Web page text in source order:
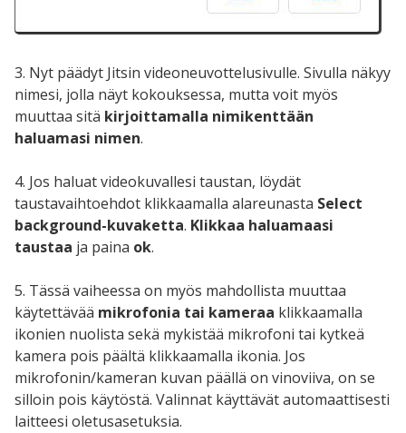
3. Nyt päädyt Jitsin videoneuvottelusivulle. Sivulla näkyy
nimesi, jolla näyt kokouksessa, mutta voit myös
muuttaa sitä kirjoittamalla nimikenttään
haluamasi nimen.
4. Jos haluat videokuvallesi taustan, löydät
taustavaihtoehdot klikkaamalla alareunasta Select
background-kuvaketta. Klikkaa haluamaasi
taustaa ja paina ok.
5. Tässä vaiheessa on myös mahdollista muuttaa
käytettävää mikrofonia tai kameraa klikkaamalla
ikonien nuolista sekä mykistää mikrofoni tai kytkeä
kamera pois päältä klikkaamalla ikonia. Jos
mikrofonin/kameran kuvan päällä on vinoviiva, on se
silloin pois käytöstä. Valinnat käyttävät automaattisesti
laitteesi oletusasetuksia.